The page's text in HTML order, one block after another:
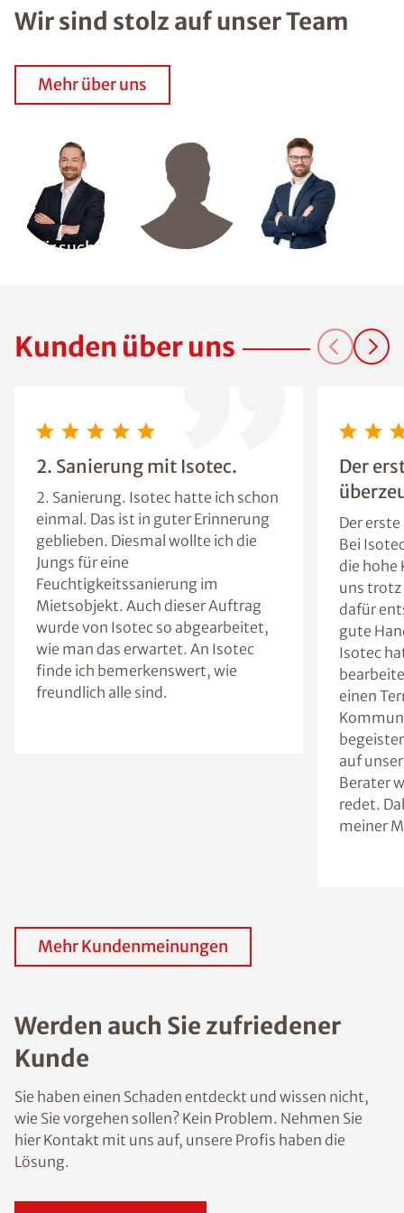
Wir sind stolz auf unser Team
Mehr über uns
Wir suchen
Kunden über uns
2. Sanierung mit Isotec.
2. Sanierung. Isotec hatte ich schon
einmal. Das ist in guter Erinnerung
geblieben. Diesmal wollte ich die
Jungs für eine
Feuchtigkeitssanierung im
Mietsobjekt. Auch dieser Auftrag
wurde von Isotec so abgearbeitet,
wie man das erwartet. An Isotec
finde ich bemerkenswert, wie
freundlich alle sind.
Der
Der
Bei
die hohe
uns trotz
dafür
gute
Isotec
einen
auf
Berater
redet.
meiner
Mehr Kundenmeinungen
Werden auch Sie zufriedener
Kunde
Sie haben einen Schaden entdeckt und wissen nicht,
wie Sie vorgehen sollen? Kein Problem. Nehmen Sie
hier Kontakt mit uns auf, unsere Profis haben die
Lösung.